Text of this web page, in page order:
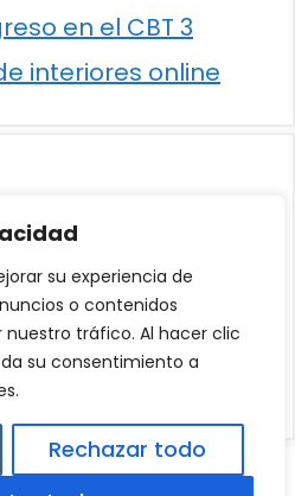
su experiencia de
o contenidos
nuestro tráfico. Al hacer clic
su consentimiento a
Rechazar todo
en el CBT 3
interiores online
Aviso Legal|